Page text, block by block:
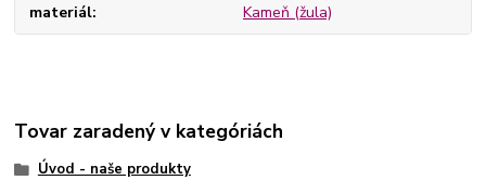
materiál Kameň (žula)
Tovar zaradený v kategóriách
Úvod - naše produkty